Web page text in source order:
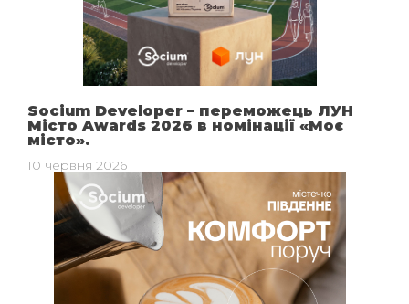
Socium Developer – переможець ЛУН
Місто Awards 2026 в номінації «Моє
місто».
10 червня 2026